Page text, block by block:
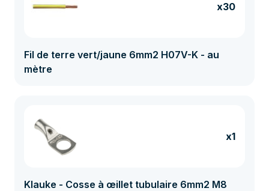
x30
Fil de terre vert/jaune 6mm2 H07V-K - au
mètre
x1
Klauke - Cosse à œillet tubulaire 6mm2 M8